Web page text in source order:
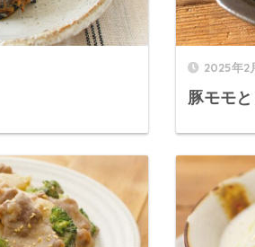
2025年2
豚モモ